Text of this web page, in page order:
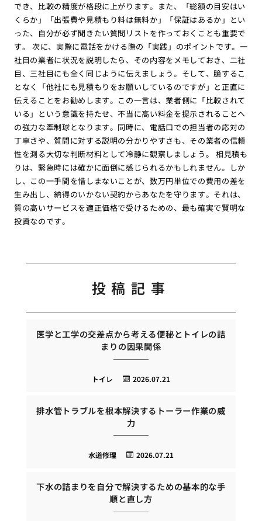
でき、比較の精度が格段に上がります。また、「総額の目安はい
くらか」「出張費や見積もり料は無料か」「保証はあるか」とい
った、自分が必ず聞きたい質問リストを作っておくことも重要で
す。 次に、実際に電話をかける際の「実践」のポイントです。一
社目の業者に状況を説明したら、その内容をメモしておき、二社
目、三社目にも全く同じように伝えましょう。そして、臆するこ
となく「他社にも見積もりをお願いしているのですが」と正直に
伝えることをお勧めします。この一言は、業者側に「比較されて
いる」という意識を持たせ、不当に高い料金を提示されることへ
の強力な牽制球となります。同時に、電話口での担当者の応対の
丁寧さや、質問に対する説明の分かりやすさも、その業者の信頼
性を測る大切な判断材料として冷静に観察しましょう。 相見積も
りは、緊急時には確かに面倒に感じられるかもしれません。しか
し、この一手間を惜しまないことが、数万円単位での費用の差を
生み出し、納得のいかない契約からあなたを守ります。それは、
質の高いサービスを適正価格で受けるための、最も確実で賢明な
投資なのです。
投稿記事
医学と工学の交差点から考える便秘とトイレの詰
まりの因果関係
2026.07.21
トイレ
排水管トラブルを根本解決するトーラー作業の威
力
2026.07.21
水道修理
下水の詰まりを自分で解決するための基本的な手
順と直し方